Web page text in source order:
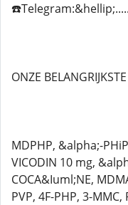
ONZE
MDPHP, &alpha;-
VICODIN 10 mg,
COCA&Iuml;NE,
PVP, 4F-PHP, 3-